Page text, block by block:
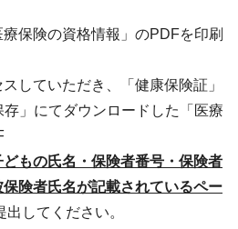
保険の資格情報」のPDFを印刷
していただき、「健康保険証」
」にてダウンロードした「医療
どもの氏名・保険者番号・保険者
険者氏名が記載されているペー
してください。